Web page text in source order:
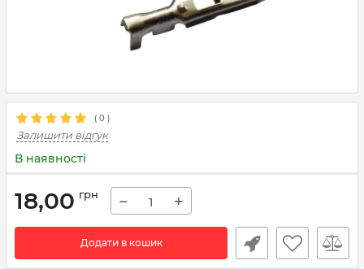
( 0 )
Залишити відгук
В наявності
18,00 грн − +
Додати в кошик